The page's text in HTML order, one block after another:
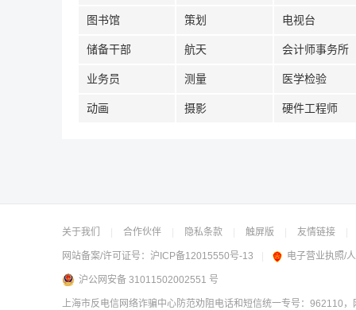
图书馆 策划 电视台
储备干部 航天 会计师事务所
业务员 测量 医学检验
动画 摄影 硬件工程师
关于我们 合作伙伴 隐私条款 触屏版 友情链接
网站备案/许可证号： 沪ICP备12015550号-13 电子营业执照/
沪公网安备 31011502002551 号
上海市反电信网络诈骗中心防范劝阻电话和短信统一专号：962110